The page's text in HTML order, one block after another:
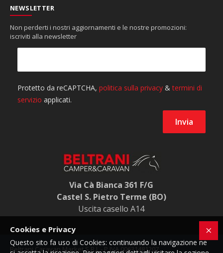
NEWSLETTER
Non perderti i nostri aggiornamenti e le nostre promozioni:
iscriviti alla newsletter
Via Cà Bianca 361 F/G
Castel S. Pietro Terme (BO)
Uscita casello A14
Beltrani Caravan Market S.R.L - P.IVA 00631481207
Cookies e Privacy
Questo sito fa uso di Cookies: continuando la navigazione ne